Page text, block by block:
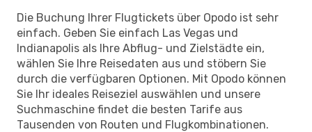
Die Buchung Ihrer Flugtickets über Opodo ist sehr
einfach. Geben Sie einfach Las Vegas und
Indianapolis als Ihre Abflug- und Zielstädte ein,
wählen Sie Ihre Reisedaten aus und stöbern Sie
durch die verfügbaren Optionen. Mit Opodo können
Sie Ihr ideales Reiseziel auswählen und unsere
Suchmaschine findet die besten Tarife aus
Tausenden von Routen und Flugkombinationen.